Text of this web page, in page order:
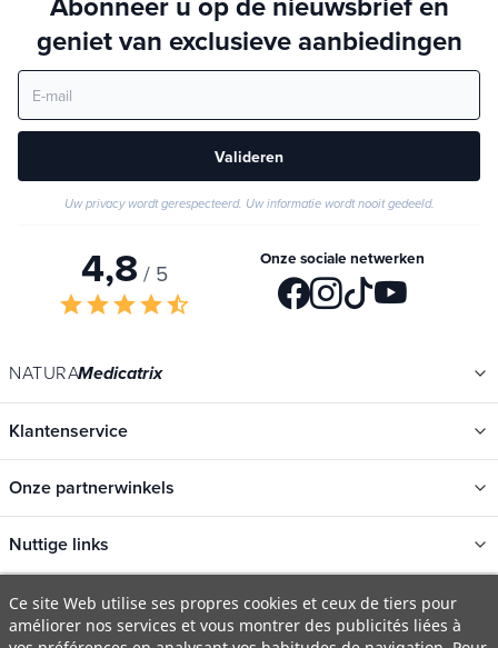
geniet van exclusieve aanbiedingen
Valideren
Uw privacy wordt gerespecteerd. Uw informatie wordt nooit gedeeld.
4,8 / 5
starstarstarstarstar_half
Onze sociale netwerken
NATURAMedicatrix
Klantenservice
Onze partnerwinkels
Nuttige links
Categorieën
Nieuwe
Ce site Web utilise ses propres cookies et ceux de tiers pour
améliorer nos services et vous montrer des publicités liées à